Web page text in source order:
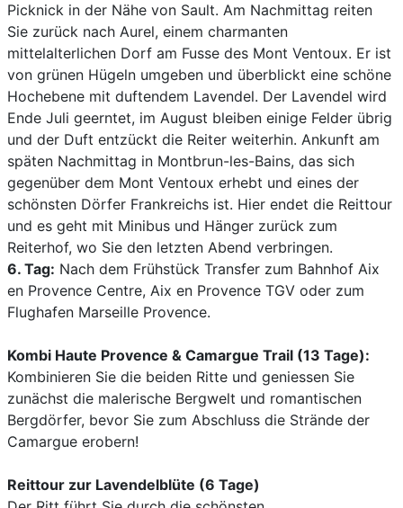
Picknick in der Nähe von Sault. Am Nachmittag reiten
Sie zurück nach Aurel, einem charmanten
mittelalterlichen Dorf am Fusse des Mont Ventoux. Er ist
von grünen Hügeln umgeben und überblickt eine schöne
Hochebene mit duftendem Lavendel. Der Lavendel wird
Ende Juli geerntet, im August bleiben einige Felder übrig
und der Duft entzückt die Reiter weiterhin. Ankunft am
späten Nachmittag in Montbrun-les-Bains, das sich
gegenüber dem Mont Ventoux erhebt und eines der
schönsten Dörfer Frankreichs ist. Hier endet die Reittour
und es geht mit Minibus und Hänger zurück zum
Reiterhof, wo Sie den letzten Abend verbringen.
6. Tag: Nach dem Frühstück Transfer zum Bahnhof Aix
en Provence Centre, Aix en Provence TGV oder zum
Flughafen Marseille Provence.
Kombi Haute Provence & Camargue Trail (13 Tage):
Kombinieren Sie die beiden Ritte und geniessen Sie
zunächst die malerische Bergwelt und romantischen
Bergdörfer, bevor Sie zum Abschluss die Strände der
Camargue erobern!
Reittour zur Lavendelblüte (6 Tage)